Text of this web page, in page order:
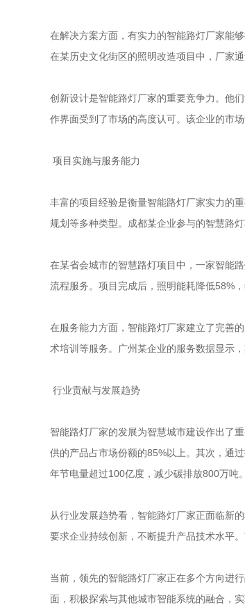
在解决方案方面，有实力的智能路灯厂家能
在某历史文化街区的照明改造项目中，厂家
创新设计是智能路灯厂家的重要竞争力。他
作界面受到了市场的高度认可。该企业的市
项目实施与服务能力
丰富的项目经验是衡量智能路灯厂家实力的
规划等多种类型。成都某企业参与的智慧路
在某省会城市的智慧路灯项目中，一家智能
流程服务。项目完成后，照明能耗降低58%
在服务能力方面，智能路灯厂家建立了完善
术培训等服务。广州某企业的服务数据显示
行业贡献与发展趋势
智能路灯厂家的发展为智慧城市建设作出了
供的产品占市场份额的85%以上。其次，通
年节电量超过100亿度，减少碳排放800万吨。
从行业发展趋势看，智能路灯厂家正面临新
要求企业持续创新，不断提升产品技术水平
当前，领先的智能路灯厂家正在多个方向进
面，积极探索与其他城市智能系统的融合，